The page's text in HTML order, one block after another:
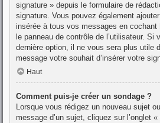
signature » depuis le formulaire de
signature. Vous pouvez également
insérée à tous vos messages en cochant
le panneau de contrôle de l’utilisateur. Si
dernière option, il ne vous sera plus utile
message votre souhait d’insérer votre
Haut
Comment puis-je créer un sondage ?
Lorsque vous rédigez un nouveau sujet
message d’un sujet, cliquez sur l’onglet